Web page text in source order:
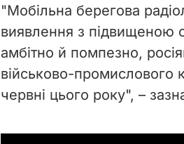
"Мобільна берегова
виявлення з підвищеною
амбітно й помпезно,
військово-промислового
червні цього року", –